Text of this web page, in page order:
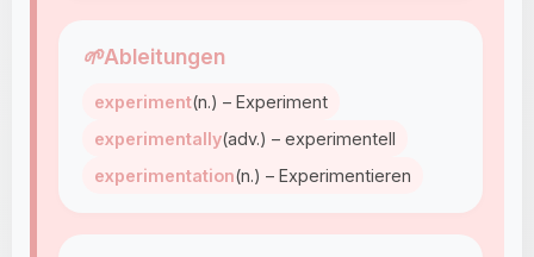
🌱Ableitungen
experiment(n.) – Experiment
experimentally(adv.) – experimentell
experimentation(n.) – Experimentieren